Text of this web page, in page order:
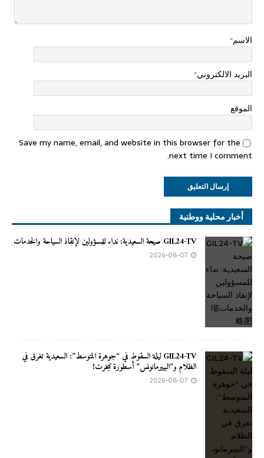
الاسم*
البريد الالكتروني*
الموقع
Save my name, email, and website in this browser for the
next time I comment.
أخبار محلية ووطنية
GIL24-TV صيحة السعيدية: نداء للمسؤولين لإنقاذ السياحة والخدمات
2026-08-07
GIL24-TV ليلة السقوط في “جوهرة المتوسط”: السعيدية تغرق في
الظلام و”البييرمانونس” أسطورة تبخرت!
2026-08-07